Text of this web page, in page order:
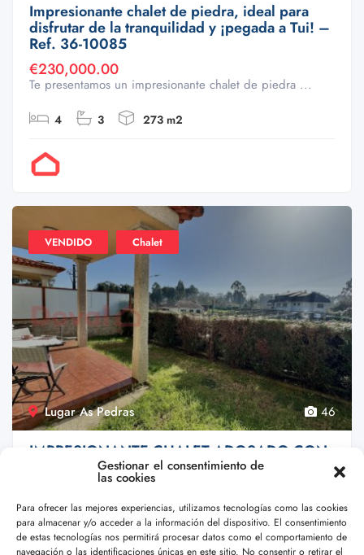
Gestionar el consentimiento de
las cookies
Para ofrecer las mejores experiencias, utilizamos tecnologías como las cookies
para almacenar y/o acceder a la información del dispositivo. El consentimiento
de estas tecnologías nos permitirá procesar datos como el comportamiento de
navegación o las identificaciones únicas en este sitio. No consentir o retirar el
Impresionante chalet de piedra, ideal para
disfrutar de la tranquilidad y ¡pegada a Tui! –
Ref. 36-10085
€230,000.00
Te presentamos un impresionante chalet de piedra ...
4 3 273 m2
Lugar As Pedras
VENDIDO Chalet
46
IMPRESIONANTE CHALET ADOSADO CON
BUENA UBICACIÓN – Ref. 36-09955
SOLO UNA VEZ EN LA VIDA: Situado en un entorno
muy ...